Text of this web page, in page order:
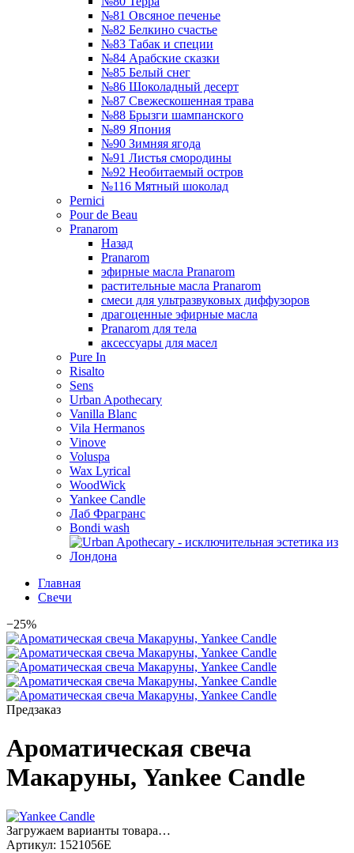
№81 Овсяное печенье
№82 Белкино счастье
№83 Табак и специи
№84 Арабские сказки
№85 Белый снег
№86 Шоколадный десерт
№87 Свежескошенная трава
№88 Брызги шампанского
№89 Япония
№90 Зимняя ягода
№91 Листья смородины
№92 Необитаемый остров
№116 Мятный шоколад
Pernici
Pour de Beau
Pranarom
Назад
Pranarom
эфирные масла Pranarom
растительные масла Pranarom
смеси для ультразвуковых диффузоров
драгоценные эфирные масла
Pranarom для тела
аксессуары для масел
Pure In
Risalto
Sens
Urban Apothecary
Vanilla Blanc
Vila Hermanos
Vinove
Voluspa
Wax Lyrical
WoodWick
Yankee Candle
Лаб Фрагранс
Bondi wash
Главная
Свечи
−25%
Предзаказ
Ароматическая свеча
Макаруны, Yankee Candle
Загружаем варианты товара…
Артикул: 1521056E